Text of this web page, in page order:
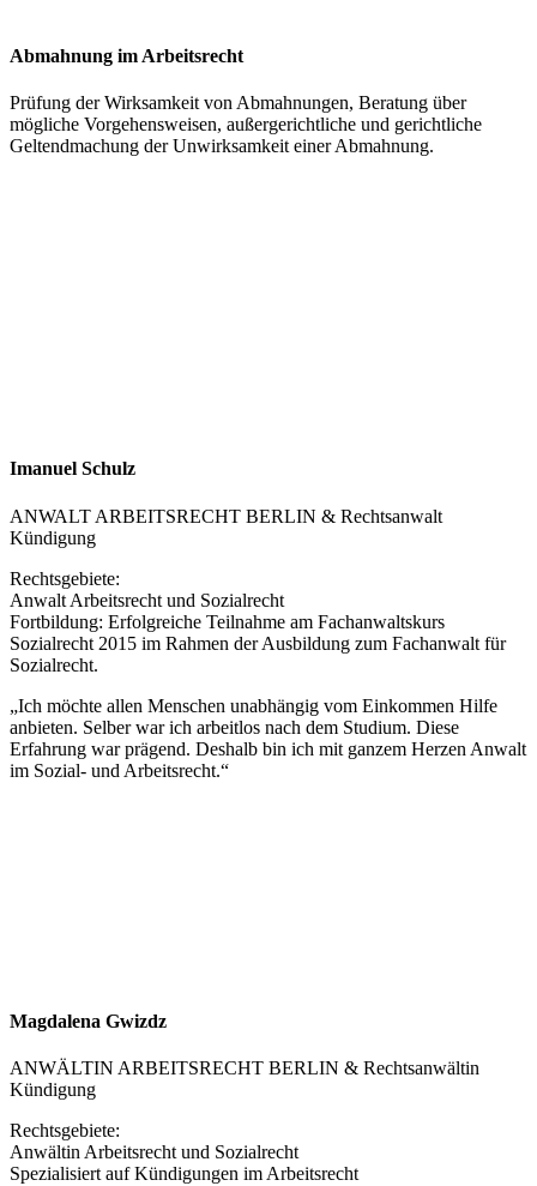
Abmahnung im Arbeitsrecht
Prüfung der Wirksamkeit von Abmahnungen, Beratung über
mögliche Vorgehensweisen, außergerichtliche und gerichtliche
Geltendmachung der Unwirksamkeit einer Abmahnung.
Imanuel Schulz
ANWALT ARBEITSRECHT BERLIN & Rechtsanwalt
Kündigung
Rechtsgebiete:
Anwalt Arbeitsrecht und Sozialrecht
Fortbildung: Erfolgreiche Teilnahme am Fachanwaltskurs
Sozialrecht 2015 im Rahmen der Ausbildung zum Fachanwalt für
Sozialrecht.
„Ich möchte allen Menschen unabhängig vom Einkommen Hilfe
anbieten. Selber war ich arbeitlos nach dem Studium. Diese
Erfahrung war prägend. Deshalb bin ich mit ganzem Herzen Anwalt
im Sozial- und Arbeitsrecht.“
Magdalena Gwizdz
ANWÄLTIN ARBEITSRECHT BERLIN & Rechtsanwältin
Kündigung
Rechtsgebiete:
Anwältin Arbeitsrecht und Sozialrecht
Spezialisiert auf Kündigungen im Arbeitsrecht